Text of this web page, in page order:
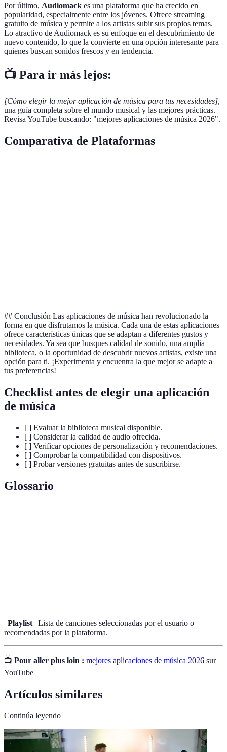
Por último, Audiomack es una plataforma que ha crecido en
popularidad, especialmente entre los jóvenes. Ofrece streaming
gratuito de música y permite a los artistas subir sus propios temas.
Lo atractivo de Audiomack es su enfoque en el descubrimiento de
nuevo contenido, lo que la convierte en una opción interesante para
quienes buscan sonidos frescos y en tendencia.
📺 Para ir más lejos:
[Cómo elegir la mejor aplicación de música para tus necesidades],
una guía completa sobre el mundo musical y las mejores prácticas.
Revisa YouTube buscando: "mejores aplicaciones de música 2026".
Comparativa de Plataformas
## Conclusión Las aplicaciones de música han revolucionado la
forma en que disfrutamos la música. Cada una de estas aplicaciones
ofrece características únicas que se adaptan a diferentes gustos y
necesidades. Ya sea que busques calidad de sonido, una amplia
biblioteca, o la oportunidad de descubrir nuevos artistas, existe una
opción para ti. ¡Experimenta y encuentra la que mejor se adapte a
tus preferencias!
Checklist antes de elegir una aplicación
de música
[ ] Evaluar la biblioteca musical disponible.
[ ] Considerar la calidad de audio ofrecida.
[ ] Verificar opciones de personalización y recomendaciones.
[ ] Comprobar la compatibilidad con dispositivos.
[ ] Probar versiones gratuitas antes de suscribirse.
Glossario
| Playlist | Lista de canciones seleccionadas por el usuario o
recomendadas por la plataforma.
📺 Pour aller plus loin : mejores aplicaciones de música 2026 sur
YouTube
Artículos similares
Continúa leyendo